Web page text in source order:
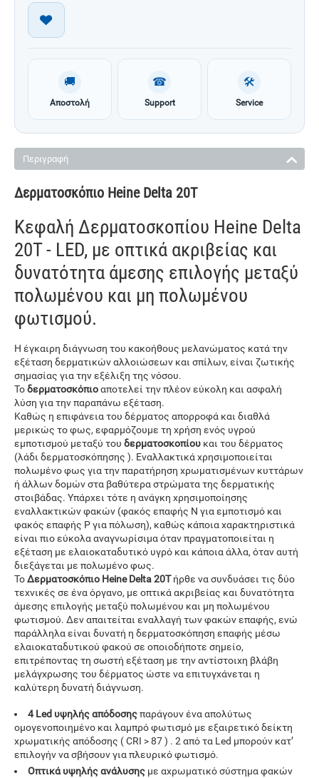
🚚
Αποστολή
☎
Support
🛠
Service
Περιγραφή
Δερματοσκόπιο Heine Delta 20T
Κεφαλή Δερματοσκοπίου Heine Delta
20Τ - LED, με οπτικά ακριβείας και
δυνατότητα άμεσης επιλογής μεταξύ
πολωμένου και μη πολωμένου
φωτισμού.
Η έγκαιρη διάγνωση του κακοήθους μελανώματος κατά την
εξέταση δερματικών αλλοιώσεων και σπίλων, είναι ζωτικής
σημασίας για την εξέλιξη της νόσου.
Τοδερματοσκόπιοαποτελεί την πλέον εύκολη και ασφαλή
λύση για την παραπάνω εξέταση.
Καθώς η επιφάνεια του δέρματος απορροφά και διαθλά
μερικώς το φως, εφαρμόζουμε τη χρήση ενός υγρού
εμποτισμού μεταξύ του δερματοσκοπίου και του δέρματος
(λάδι δερματοσκόπησης ). Εναλλακτικά χρησιμοποιείται
πολωμένο φως για την παρατήρηση χρωματισμένων κυττάρων
ή άλλων δομών στα βαθύτερα στρώματα της δερματικής
στοιβάδας. Υπάρχει τότε η ανάγκη χρησιμοποίησης
εναλλακτικών φακών (φακός επαφής Ν για εμποτισμό και
φακός επαφής Ρ για πόλωση), καθώς κάποια χαρακτηριστικά
είναι πιο εύκολα αναγνωρίσιμα όταν πραγματοποιείται η
εξέταση με ελαιοκαταδυτικό υγρό και κάποια άλλα, όταν αυτή
διεξάγεται με πολωμένο φως.
ΤοΔερματοσκόπιο HeineDelta20Τήρθε να συνδυάσει τις δύο
τεχνικές σε ένα όργανο, με οπτικά ακριβείας και δυνατότητα
άμεσης επιλογής μεταξύ πολωμένου και μη πολωμένου
φωτισμού. Δεν απαιτείται εναλλαγή των φακών επαφής, ενώ
παράλληλα είναι δυνατή η δερματοσκόπηση επαφής μέσω
ελαιοκαταδυτικού φακού σε οποιοδήποτε σημείο,
επιτρέποντας τη σωστή εξέταση με την αντίστοιχη βλάβη
μελάγχρωσης του δέρματος ώστε να επιτυγχάνεται η
καλύτερη δυνατή διάγνωση.
4 Led υψηλής απόδοσηςπαράγουν ένα απολύτως
ομογενοποιημένο και λαμπρό φωτισμό με εξαιρετικό δείκτη
χρωματικής απόδοσης ( CRI > 87 ) . 2 από τα Led μπορούν κατ’
επιλογήν να σβήσουν για πλευρικό φωτισμό.
Οπτικά υψηλής ανάλυσης με αχρωματικό σύστημα φακών